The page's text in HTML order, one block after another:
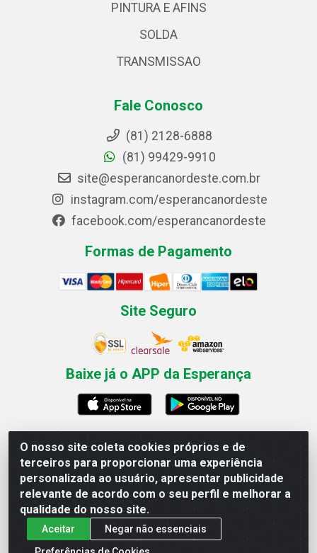
O nosso site coleta cookies próprios e de
terceiros para proporcionar uma experiência
personalizada ao usuário, apresentar publicidade
relevante de acordo com o seu perfil e melhorar a
qualidade do nosso site.
Aceitar
Negar não essenciais
PINTURA E AFINS
SOLDA
TRANSMISSAO
Fale Conosco
(81) 2128-6888
(81) 99429-9910
site@esperancanordeste.com.br
instagram.com/esperancanordeste
facebook.com/esperancanordeste
Formas de Pagamento
Site Seguro
Baixe já o APP da Esperança
Esperança Nordeste - Rua Professor Caldas Filho, 291 -
Estância - Recife / PE CEP: 50771-335 - CNPJ
03.666.136/0001-23